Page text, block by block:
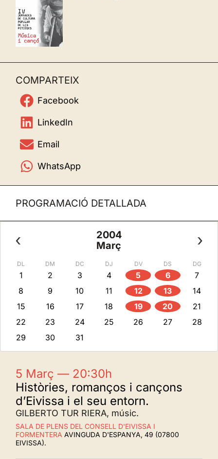
COMPARTEIX
Facebook
LinkedIn
Email
WhatsApp
PROGRAMACIÓ DETALLADA
5 Març — 20:30h
Històries, romanços i cançons
d’Eivissa i el seu entorn.
GILBERTO TUR RIERA, músic.
SALA DE PLENS DEL CONSELL D'EIVISSA I
FORMENTERA AVINGUDA D'ESPANYA, 49 (07800
EIVISSA).
‹
2004
Març
›
DL DM DC DJ DV DS DG
1 2 3 4 5 6
7
8
9 10 11 12 13
14
15
16 17 18 19 20
21
22
23 24 25 26 27
28
29
30 31